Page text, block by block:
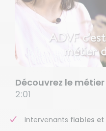
Découvrez le
2:01
Intervenants fiables et